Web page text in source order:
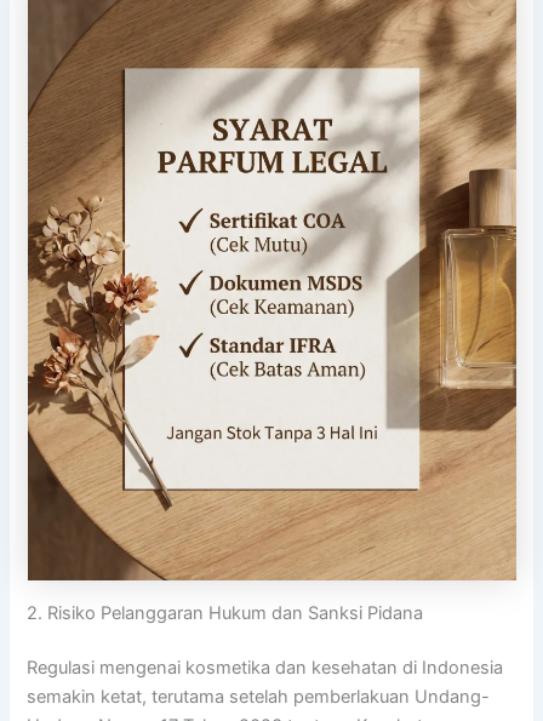
2. Risiko Pelanggaran Hukum dan Sanksi Pidana
Regulasi mengenai kosmetika dan kesehatan di Indonesia
semakin ketat, terutama setelah pemberlakuan Undang-